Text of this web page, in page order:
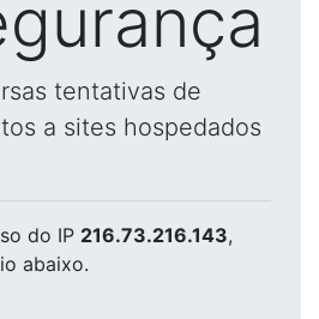
tentativas de
a sites hospedados
do IP 216.73.216.143,
abaixo.